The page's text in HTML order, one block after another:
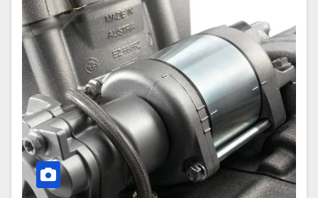
Cum
funcționează
sistemul
de
pornire
al
motocicletelor